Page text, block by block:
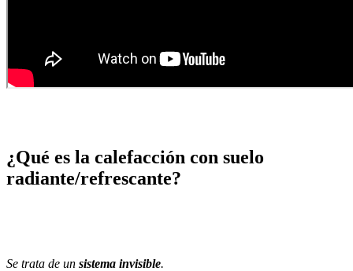
¿Qué es la calefacción con suelo
radiante/refrescante?
Se trata de un sistema invisible.